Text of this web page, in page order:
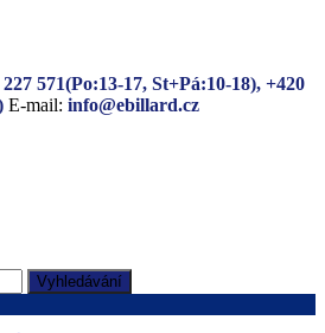
571(Po:13-17, St+Pá:10-18), +420
E-mail: info@ebillard.cz
Vyhledávání